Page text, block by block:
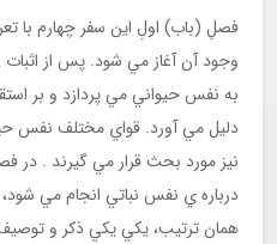
فصلِ (باب) اولِ اين سفر چهارم با
وجود آن آغاز مي شود. پس از
به نفس حيواني مي پردازد و بر
دليل مي آورد. قواي مختلف نفس
نيز مورد بحث قرار مي گيرند . در
درباره ي نفس نباتي انجام مي
همان ترتيب، يكي يكي ذكر و